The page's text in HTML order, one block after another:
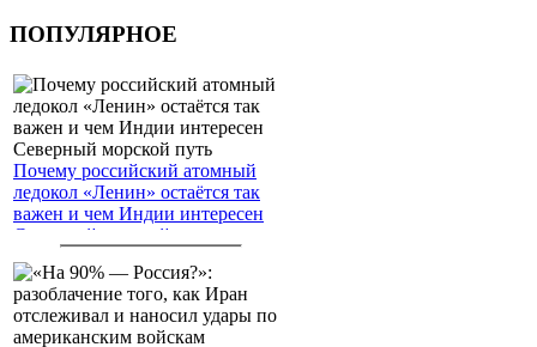
ПОПУЛЯРНОЕ
Почему российский атомный
ледокол «Ленин» остаётся так
важен и чем Индии интересен
Северный морской путь